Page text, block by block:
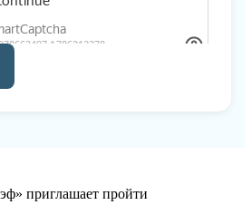
приглашает пройти